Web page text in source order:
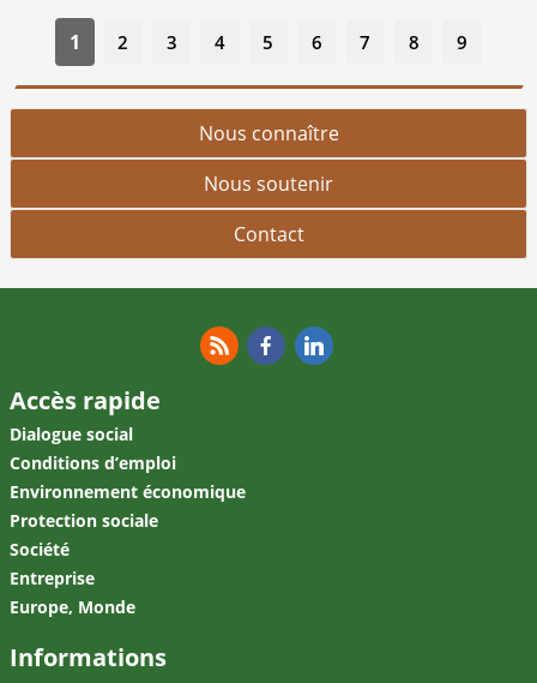
1 2 3 4 5 6 7 8 9
Nous connaître
Nous soutenir
Contact
Accès rapide
Dialogue social
Conditions d’emploi
Environnement économique
Protection sociale
Société
Entreprise
Europe, Monde
Informations